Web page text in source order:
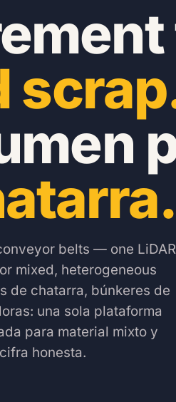
belts — one LiDAR
mixed, heterogeneous
de chatarra, búnkeres de
una sola plataforma
para material mixto y
honesta.